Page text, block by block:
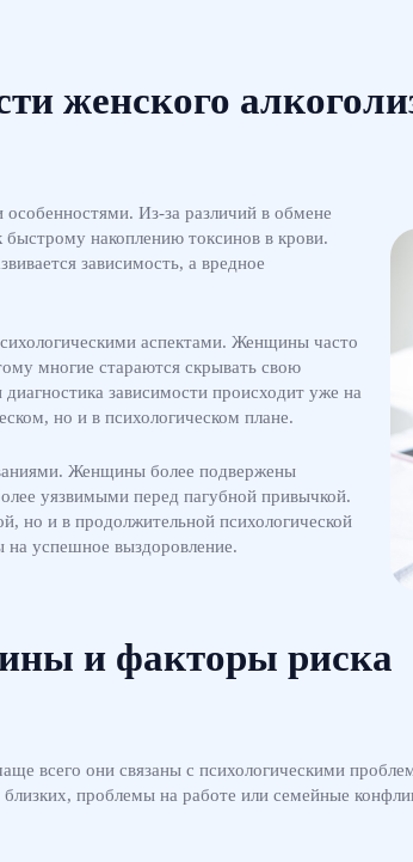
женского
Из-за различий в обмене
накоплению токсинов в крови.
зависимость, а вредное
аспектами. Женщины часто
многие стараются скрывать свою
зависимости происходит уже на
но и в психологическом плане.
Женщины более подвержены
уязвимыми перед пагубной привычкой.
но и в продолжительной психологической
успешное выздоровление.
и факторы риска
всего они связаны с психологическими
проблемы на работе или семейные